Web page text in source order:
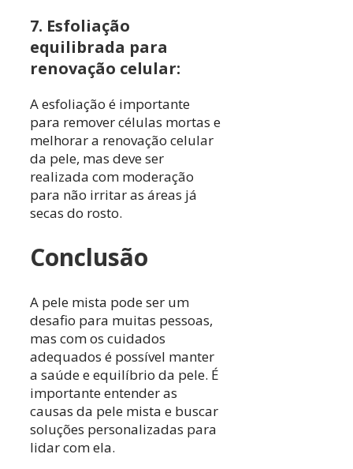
7. Esfoliação
equilibrada para
renovação celular:
A esfoliação é importante
para remover células mortas e
melhorar a renovação celular
da pele, mas deve ser
realizada com moderação
para não irritar as áreas já
secas do rosto.
Conclusão
A pele mista pode ser um
desafio para muitas pessoas,
mas com os cuidados
adequados é possível manter
a saúde e equilíbrio da pele. É
importante entender as
causas da pele mista e buscar
soluções personalizadas para
lidar com ela.